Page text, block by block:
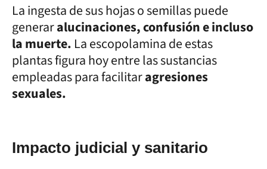
La ingesta de sus hojas o semillas puede
generaralucinaciones, confusión e incluso
la muerte. La escopolamina de estas
plantas figura hoy entre las sustancias
empleadas para facilitaragresiones
sexuales.
Impacto judicial y sanitario